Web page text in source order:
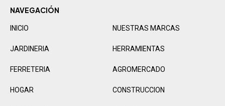
NAVEGACIÓN
INICIO NUESTRAS MARCAS
JARDINERIA HERRAMIENTAS
FERRETERIA AGROMERCADO
HOGAR CONSTRUCCION